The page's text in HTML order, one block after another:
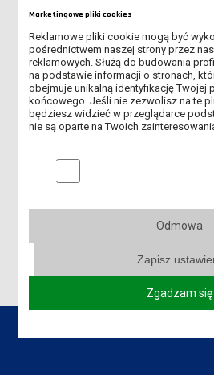
WYMAGANE DOKUMENTY NA STUDIA II
Uczelni),
ubezpieczenie zdrowotne na
Polskiej (w przypadku
dokument potwierdzający
niezwłocznie po przyjęciu na
Marketingowe pliki cookies
Reklamowe pliki cookie mogą być
pośrednictwem naszej strony przez
reklamowych. Służą do budowania
na podstawie informacji o stronach,
obejmuje unikalną identyfikację Twojej
końcowego. Jeśli nie zezwolisz na te
będziesz widzieć w przeglądarce
nie są oparte na Twoich
Marketingowe pliki cookies
Odmowa
Zapisz
Zgadzam się